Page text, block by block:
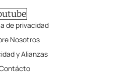
de privacidad
Nosotros
y Alianzas